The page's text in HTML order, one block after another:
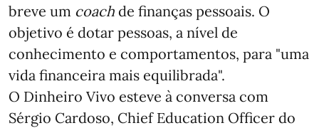
breve um coach de finanças pessoais. O
objetivo é dotar pessoas, a nível de
conhecimento e comportamentos, para "uma
vida financeira mais equilibrada".
O Dinheiro Vivo esteve à conversa com
Sérgio Cardoso, Chief Education Officer do